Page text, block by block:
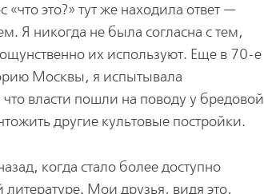
это?» тут же находила ответ —
Я никогда не была согласна с тем,
их используют. Еще в 70-е
Москвы, я испытывала
власти пошли на поводу у бредовой
другие культовые постройки.
когда стало более доступно
Мои друзья, видя это,